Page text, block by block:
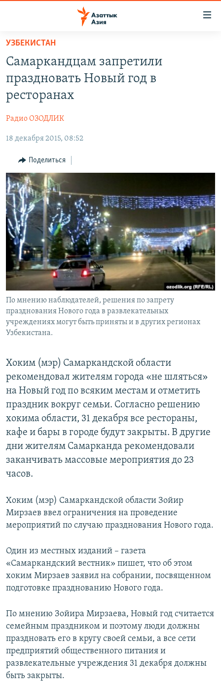
Вернуться
основному
содержанию
Вернутся
главной
Вернутся
поиску
КАЗАХСТАН
ТАДЖИКИСТАН
НОВОСТИ
ВОЙНА В УКРАИНЕ
ҚАЗАҚША
КЫРГЫЗЧА
ЎЗБЕКЧА
ТОҶИКӢ
TÜRKMENÇE
ПОДПИШИТЕСЬ НА НАС В СОЦСЕТЯХ
Все сайты РСЕ/РС
УЗБЕКИСТАН
Самаркандцам запретили
праздновать Новый год в
ресторанах
Радио ОЗОДЛИК
18 декабря 2015, 08:52
Поделиться
По мнению наблюдателей, решения по запрету
празднования Нового года в развлекательных
учреждениях могут быть приняты и в других регионах
Узбекистана.
Хоким (мэр) Самаркандской области
рекомендовал жителям города «не шляться»
на Новый год по всяким местам и отметить
праздник вокруг семьи. Согласно решению
хокима области, 31 декабря все рестораны,
кафе и бары в городе будут закрыты. В другие
дни жителям Самарканда рекомендовали
заканчивать массовые мероприятия до 23
часов.
Хоким (мэр) Самаркандской области Зойир
Мирзаев ввел ограничения на проведение
мероприятий по случаю празднования Нового года.
Один из местных изданий – газета
«Самаркандский вестник» пишет, что об этом
хоким Мирзаев заявил на собрании, посвященном
подготовке празднованию Нового года.
По мнению Зойира Мирзаева, Новый год считается
семейным праздником и поэтому люди должны
праздновать его в кругу своей семьи, а все сети
предприятий общественного питания и
развлекательные учреждения 31 декабря должны
быть закрыты.